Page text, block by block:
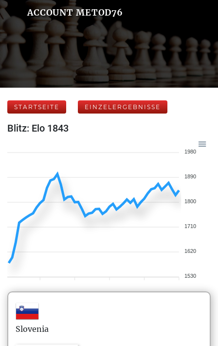
ACCOUNT METOD76
STARTSEITE EINZELERGEBNISSE
Blitz: Elo 1843
1980
1890
1800
1710
1620
1530
Slovenia